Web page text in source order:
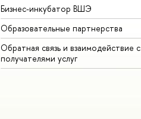
Бизнес-инкубатор ВШЭ
Образовательные партнерства
Обратная связь и взаимодействие с
получателями услуг